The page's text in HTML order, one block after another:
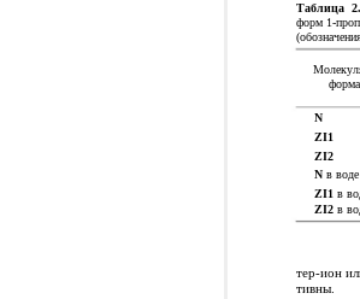
Таблица 2.
форм 1-
форма
N
ZI1
ZI2
Nв воде
ZI1 в
ZI2в
тер-ион
тивны.